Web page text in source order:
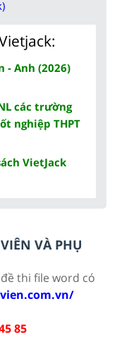
- Anh (2026)
các trường
nghiệp THPT
VietJack
VÀ PHỤ
thi file word có
85